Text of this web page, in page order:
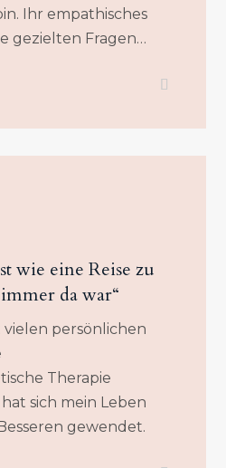
Ihr empathisches
gezielten Fragen…
wie eine Reise zu
da war“
persönlichen
Therapie
sich mein Leben
gewendet.